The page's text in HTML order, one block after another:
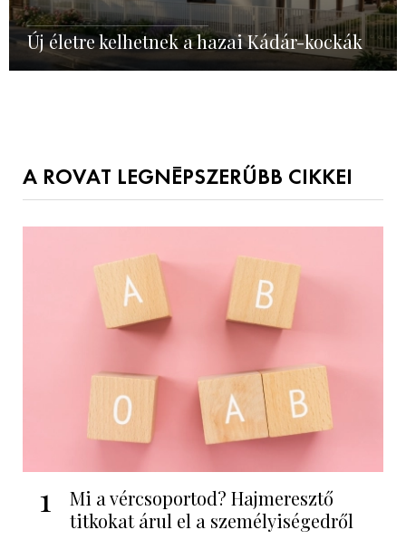
Új életre kelhetnek a hazai Kádár-kockák
A ROVAT LEGNÉPSZERŰBB CIKKEI
1
Mi a vércsoportod? Hajmeresztő
titkokat árul el a személyiségedről